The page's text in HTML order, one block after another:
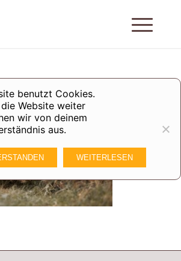
benutzt Cookies.
Website weiter
wir von deinem
aus.
WEITERLESEN